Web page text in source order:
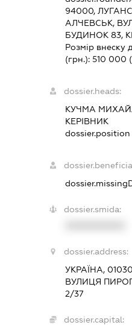
94000,
АЛЧЕВСЬК,
БУДИНОК 83,
Розмір внеску
(грн.):510 000
dossier.heads:
КУЧМА
КЕРІВНИК
dossier.position
dossier.smida:
dossier.address:
УКРАЇНА,
ВУЛИЦЯ
2/37
dossier.capital: